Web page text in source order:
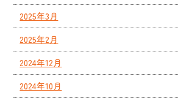
2025年3月
2025年2月
2024年12月
2024年10月